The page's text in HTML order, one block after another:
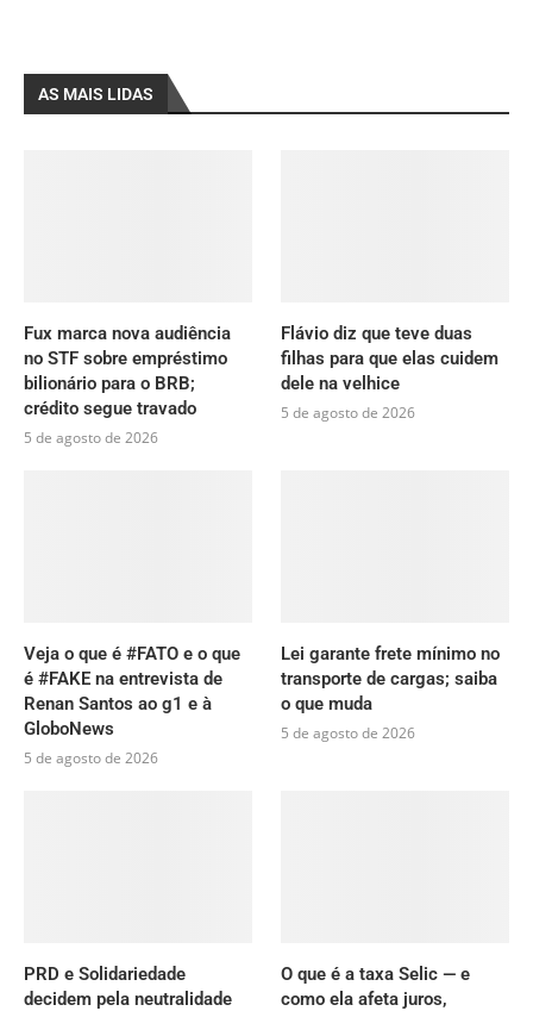
AS MAIS LIDAS
Fux marca nova audiência
no STF sobre empréstimo
bilionário para o BRB;
crédito segue travado
5 de agosto de 2026
Flávio diz que teve duas
filhas para que elas cuidem
dele na velhice
5 de agosto de 2026
Veja o que é #FATO e o que
é #FAKE na entrevista de
Renan Santos ao g1 e à
GloboNews
5 de agosto de 2026
Lei garante frete mínimo no
transporte de cargas; saiba
o que muda
5 de agosto de 2026
PRD e Solidariedade
decidem pela neutralidade
O que é a taxa Selic — e
como ela afeta juros,